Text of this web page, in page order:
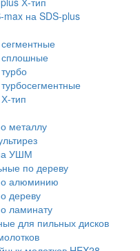
max на SDS-plus
тип
металлу
УШМ
по дереву
алюминию
дереву
ламинату
для пильных дисков